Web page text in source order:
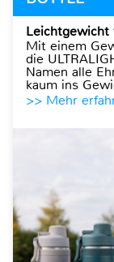
Leichtgewicht
Mit einem
die
Namen alle
kaum ins
>> Mehr